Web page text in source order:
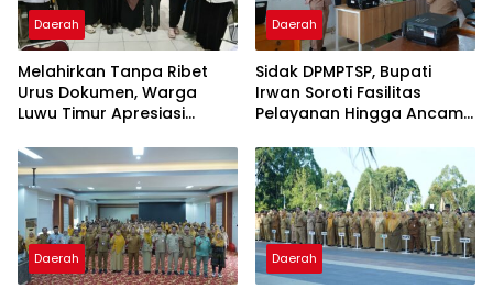
Daerah
Melahirkan Tanpa Ribet
Urus Dokumen, Warga
Luwu Timur Apresiasi
Daerah
Sidak DPMPTSP, Bupati
Irwan Soroti Fasilitas
Pelayanan Hingga Ancam
Daerah Daerah